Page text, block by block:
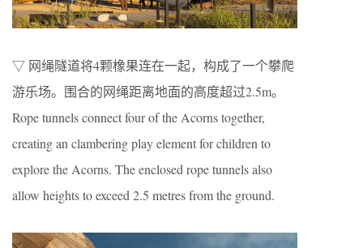
▽ 网绳隧道将4颗橡果连在一起，构成了一个攀爬
游乐场。围合的网绳距离地面的高度超过2.5m。
Rope tunnels connect four of the Acorns together,
creating an clambering play element for children to
explore the Acorns. The enclosed rope tunnels also
allow heights to exceed 2.5 metres from the ground.